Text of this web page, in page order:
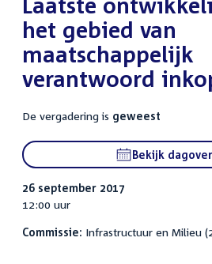
het gebied van
maatschappelijk
verantwoord
De vergadering is geweest
Bekijk
26 september 2017
12:00 uur
Commissie: Infrastructuur en Milieu